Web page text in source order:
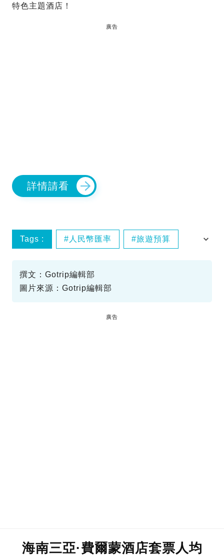
特色主題酒店！
廣告
詳情請看
Tags : 人民幣匯率 旅遊預算
撰文：Gotrip編輯部
圖片來源：Gotrip編輯部
廣告
海南三亞·費爾蒙酒店套票人均